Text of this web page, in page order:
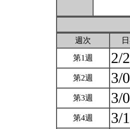
週次
第1週 2/
第2週 3/
第3週 3/
第4週 3/